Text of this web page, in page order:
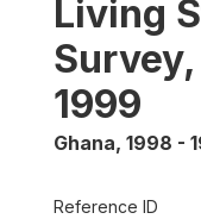
Living
1999
Ghana, 1998 -
Reference ID